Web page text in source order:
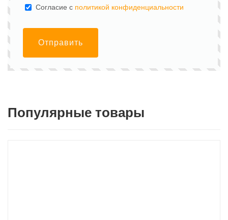
Cогласие с политикой конфиденциальности
Отправить
Популярные товары